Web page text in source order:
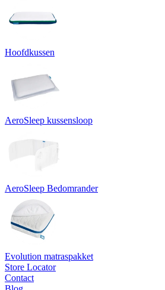
Hoofdkussen
AeroSleep kussensloop
AeroSleep Bedomrander
Evolution matraspakket
Store Locator
Contact